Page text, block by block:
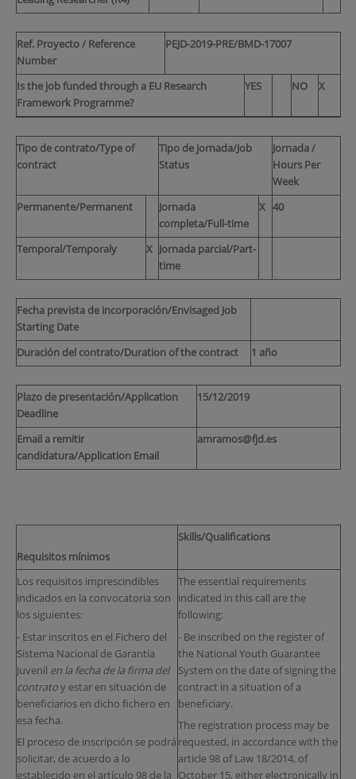
Ref. Proyecto / Reference
Number
PEJD-2019-PRE/BMD-17007
Is the job funded through a EU Research
Framework Programme?
YES NO X
Tipo de contrato/Type of
contract
Tipo de jornada/Job
Status
Jornada /
Hours Per
Week
Permanente/Permanent
Jornada
completa/Full-time
X 40
Temporal/Temporaly X Jornada parcial/Part-
time
Fecha prevista de incorporación/Envisaged Job
Starting Date
Duración del contrato/Duration of the contract
1 año
Plazo de presentación/Application
Deadline
15/12/2019
Email a remitir
candidatura/Application Email
amramos@fjd.es
Requisitos mínimos
Skills/Qualifications
Los requisitos imprescindibles
indicados en la convocatoria son
los siguientes:
- Estar inscritos en el Fichero del
Sistema Nacional de Garantía
Juvenil en la fecha de la firma del
contratoy estar en situación de
beneficiarios en dicho fichero en
esa fecha.
El proceso de inscripción se podrá
solicitar, de acuerdo a lo
establecido en el artículo 98 de la
The essential requirements
indicated in this call are the
following:
- Be inscribed on the register of
the National Youth Guarantee
System on the date of signing the
contract in a situation of a
beneficiary.
The registration process may be
requested, in accordance with the
article 98 of Law 18/2014, of
October 15, either electronically in